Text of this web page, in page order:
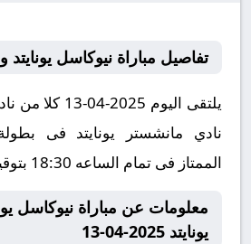
تفاصيل مباراة نيوكاسل يونايتد
يلتقى اليوم
نادي مانشستر يونايتد فى
الممتاز فى تمام الساعه 18:30 بتوقيت مصر.
معلومات عن مباراة نيوكاسل
يونايتد 2025-04-13